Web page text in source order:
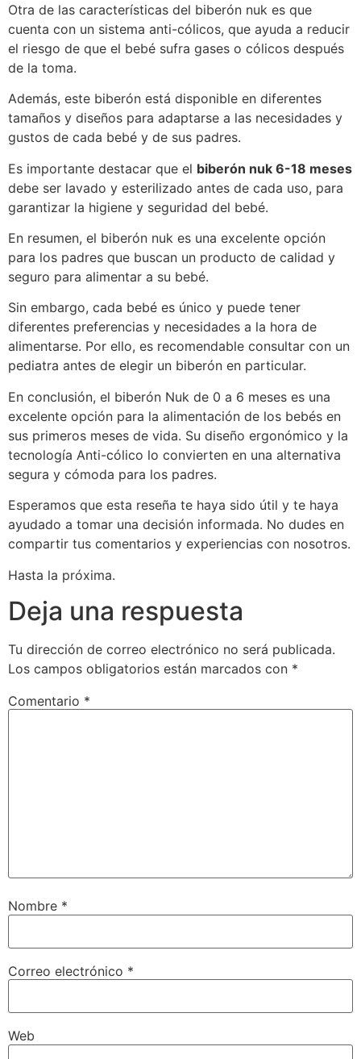
Otra de las características del biberón nuk es que
cuenta con un sistema anti-cólicos, que ayuda a reducir
el riesgo de que el bebé sufra gases o cólicos después
de la toma.
Además, este biberón está disponible en diferentes
tamaños y diseños para adaptarse a las necesidades y
gustos de cada bebé y de sus padres.
Es importante destacar que el biberón nuk 6-18 meses
debe ser lavado y esterilizado antes de cada uso, para
garantizar la higiene y seguridad del bebé.
En resumen, el biberón nuk es una excelente opción
para los padres que buscan un producto de calidad y
seguro para alimentar a su bebé.
Sin embargo, cada bebé es único y puede tener
diferentes preferencias y necesidades a la hora de
alimentarse. Por ello, es recomendable consultar con un
pediatra antes de elegir un biberón en particular.
En conclusión, el biberón Nuk de 0 a 6 meses es una
excelente opción para la alimentación de los bebés en
sus primeros meses de vida. Su diseño ergonómico y la
tecnología Anti-cólico lo convierten en una alternativa
segura y cómoda para los padres.
Esperamos que esta reseña te haya sido útil y te haya
ayudado a tomar una decisión informada. No dudes en
compartir tus comentarios y experiencias con nosotros.
Hasta la próxima.
Deja una respuesta
Tu dirección de correo electrónico no será publicada.
Los campos obligatorios están marcados con *
Comentario *
Nombre *
Correo electrónico *
Web